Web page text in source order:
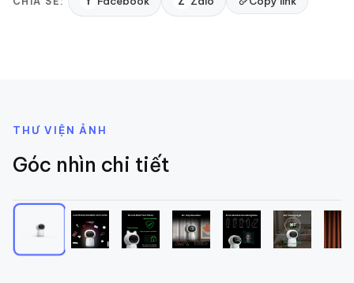
THƯ VIỆN ẢNH
Góc nhìn chi tiết
/